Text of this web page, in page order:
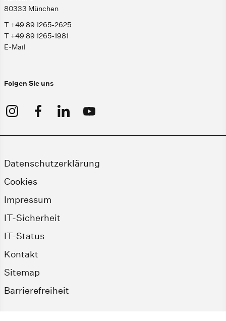
80333 München
T +49 89 1265-2625
T +49 89 1265-1981
E-Mail
Folgen Sie uns
Datenschutzerklärung
Cookies
Impressum
IT-Sicherheit
IT-Status
Kontakt
Sitemap
Barrierefreiheit